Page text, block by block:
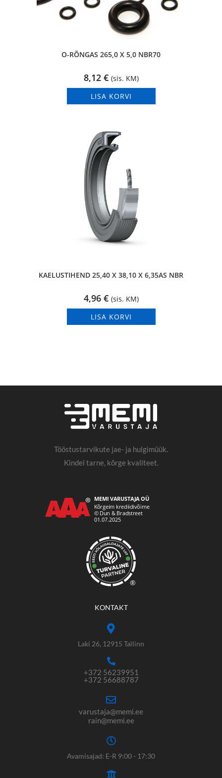
O-RÕNGAS 265,0 X 5,0 NBR70
8,12 € (sis. KM)
LISA KORVI
KAELUSTIHEND 25,40 X 38,10 X 6,35AS NBR
4,96 € (sis. KM)
LISA KORVI
Tööstustarvikute jae- ja hulgimüük.
Kindel tarne, kõrge kvaliteet.
®
KONTAKT
Laki 26, 12915 Tallinn
+372 56239951
+372 56688787
varustaja@memi.ee
rain@memi.ee
Avamisajad: E-R 9:00 - 17:30